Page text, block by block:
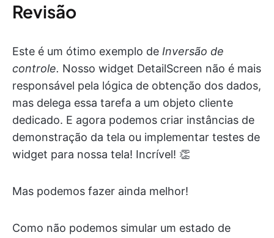
Revisão
Este é um ótimo exemplo de Inversão de
controle. Nosso widget DetailScreen não é mais
responsável pela lógica de obtenção dos dados,
mas delega essa tarefa a um objeto cliente
dedicado. E agora podemos criar instâncias de
demonstração da tela ou implementar testes de
widget para nossa tela! Incrível! 👏
Mas podemos fazer ainda melhor!
Como não podemos simular um estado de